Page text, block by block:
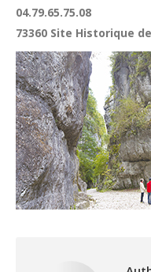
04.79.65.75.08
73360 Site Historique